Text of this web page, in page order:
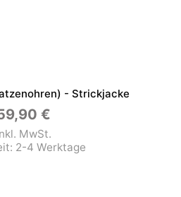
- Strickjacke
€
MwSt.
2-4 Werktage